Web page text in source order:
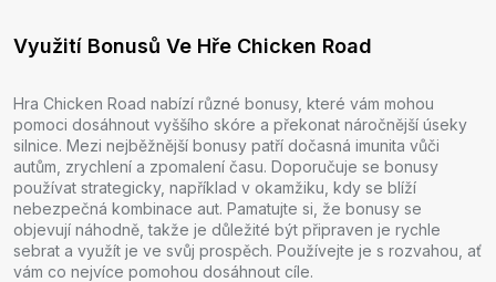
Využití Bonusů Ve Hře Chicken Road
Hra Chicken Road nabízí různé bonusy, které vám mohou
pomoci dosáhnout vyššího skóre a překonat náročnější úseky
silnice. Mezi nejběžnější bonusy patří dočasná imunita vůči
autům, zrychlení a zpomalení času. Doporučuje se bonusy
používat strategicky, například v okamžiku, kdy se blíží
nebezpečná kombinace aut. Pamatujte si, že bonusy se
objevují náhodně, takže je důležité být připraven je rychle
sebrat a využít je ve svůj prospěch. Používejte je s rozvahou, ať
vám co nejvíce pomohou dosáhnout cíle.